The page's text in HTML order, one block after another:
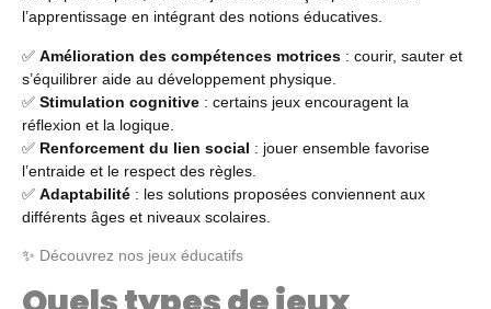
l’apprentissage en intégrant des notions éducatives.
✅ Amélioration des compétences motrices : courir, sauter et
s’équilibrer aide au développement physique.
✅ Stimulation cognitive : certains jeux encouragent la
réflexion et la logique.
✅ Renforcement du lien social : jouer ensemble favorise
l’entraide et le respect des règles.
✅ Adaptabilité : les solutions proposées conviennent aux
différents âges et niveaux scolaires.
✨ Découvrez nos jeux éducatifs